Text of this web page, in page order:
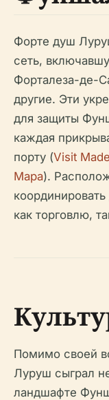
Форте душ
сеть,
Форталеза-де-
другие. Эти
для защиты
каждая
порту (Visit
Mapa).
как торговлю,
Помимо своей
Луруш сыграл
ландшафте